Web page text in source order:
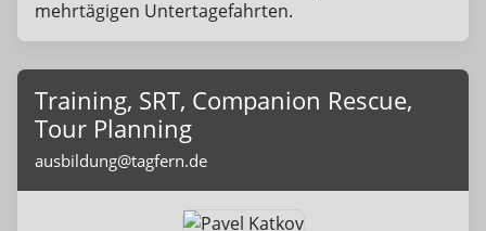
mehrtägigen Untertagefahrten.
Training, SRT, Companion Rescue,
Tour Planning
ausbildung@tagfern.de